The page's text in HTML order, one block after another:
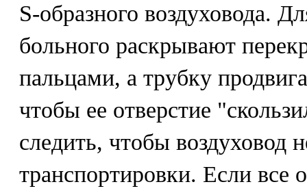
S-образного воздуховода.
больного раскрывают
пальцами, а трубку
чтобы ее отверстие
следить, чтобы воздуховод
транспортировки. Если все